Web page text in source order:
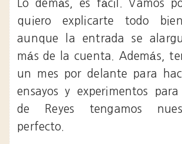
Lo demás, es fácil. Vamos
quiero explicarte todo
aunque la entrada se
más de la cuenta. Además,
un mes por delante para
ensayos y experimentos
de Reyes tengamos
perfecto.